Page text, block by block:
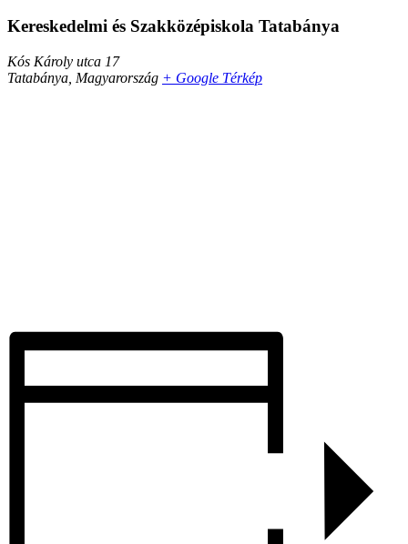
Kereskedelmi és Szakközépiskola Tatabánya
Kós Károly utca 17
Tatabánya Magyarország + Google Térkép